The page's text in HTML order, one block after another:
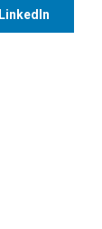
LinkedIn